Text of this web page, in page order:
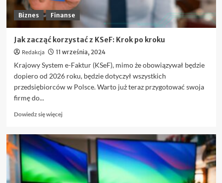
się
ponieść
emocjom?
Biznes Finanse
Jak zacząć korzystać z KSeF: Krok po kroku
Redakcja 11 września, 2024
Krajowy System e-Faktur (KSeF), mimo że obowiązywał będzie
dopiero od 2026 roku, będzie dotyczył wszystkich
przedsiębiorców w Polsce. Warto już teraz przygotować swoja
firmę do...
Dowiedz się więcejDowiedz
Jak
zacząć
korzystać
z